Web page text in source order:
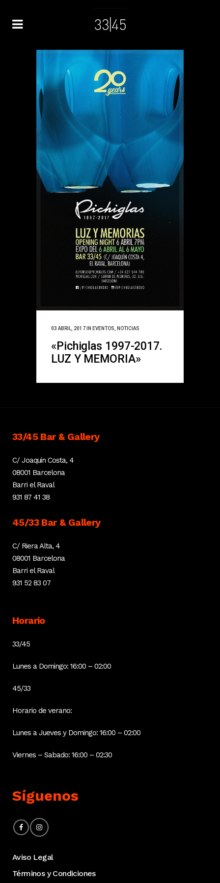
03 ABRIL, 2017 IN EVENTOS NOTICIAS
«Pichiglas 1997-2017.
LUZ Y MEMORIA»
33/45 Bar & Gallery
C/ Joaquin Costa, 4
08001 Barcelona
Barri el Raval
931 87 41 38
45/33 Bar & Gallery
C/ Riera Alta, 4
08001 Barcelona
Barri el Raval
931 52 83 07
Horario
33/45
Lunes a Domingo: 16:00 – 02:00
45/33
Horario de verano:
Lunes a Jueves y Domingo: 16:00 – 02:00
Viernes – Sabado: 16:00 – 02:30
Síguenos
Aviso Legal
Términos y Condiciones